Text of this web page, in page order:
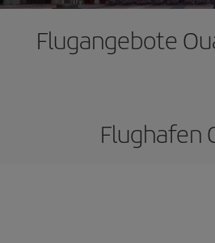
Flugangebote
Flughafen